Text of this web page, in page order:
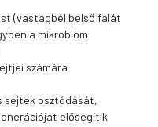
(vastagbél belső falát
a mikrobiom
számára
sejtek osztódását,
elősegítik